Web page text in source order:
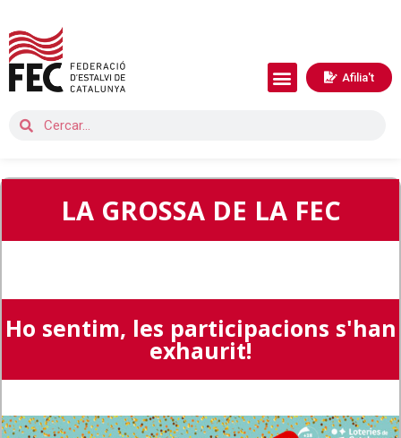
Afilia't
LA GROSSA DE LA FEC
Ho sentim, les participacions s'han
exhaurit!